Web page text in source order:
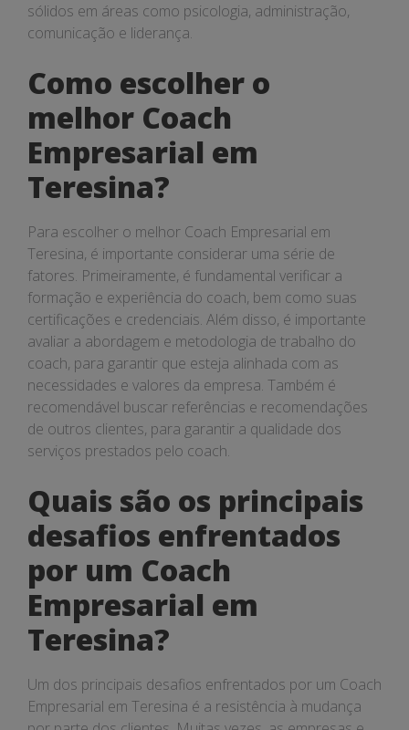
sólidos em áreas como psicologia, administração,
comunicação e liderança.
Como escolher o
melhor Coach
Empresarial em
Teresina?
Para escolher o melhor Coach Empresarial em
Teresina, é importante considerar uma série de
fatores. Primeiramente, é fundamental verificar a
formação e experiência do coach, bem como suas
certificações e credenciais. Além disso, é importante
avaliar a abordagem e metodologia de trabalho do
coach, para garantir que esteja alinhada com as
necessidades e valores da empresa. Também é
recomendável buscar referências e recomendações
de outros clientes, para garantir a qualidade dos
serviços prestados pelo coach.
Quais são os principais
desafios enfrentados
por um Coach
Empresarial em
Teresina?
Um dos principais desafios enfrentados por um Coach
Empresarial em Teresina é a resistência à mudança